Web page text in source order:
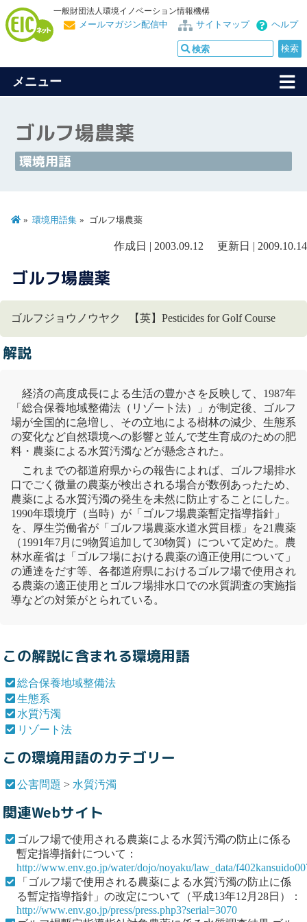
一般財団法人環境イノベーション情報機構
ヘルプ
サイトマップ
メールマガジン配信中
メニュー
ゴルフ場農薬
環境用語
環境用語集 ゴルフ場農薬
作成日 | 2003.09.12 更新日 | 2009.10.14
ゴルフ場農薬
ゴルフジョウノウヤク 【英】Pesticides for Golf Course
解説
経済の高度成長による生活の豊かさを反映して、1987年
「 総合保養地域整備法 （ リゾート法）」が制定後、ゴルフ
場が全国的に急増し、その立地による樹林の減少、 生態系
の変化など自然環境への影響と並んで芝生育成のための肥
料・農薬による水質汚濁などが懸念された。
これまでの都道府県からの報告によれば、ゴルフ場排水
口でごく微量の農薬が検出される場合が数例あったため、
農薬による水質汚濁の発生を未然に防止することにした。
1990年環境庁（当時）が「ゴルフ場農薬暫定指導指針」
を、厚生労働省が「ゴルフ場農薬水道水質目標」を21農薬
（1991年7月に9物質追加して30物質）について定めた。農
林水産省は「ゴルフ場における農薬の適正使用について」
の通達をだす等、各都道府県におけるゴルフ場で使用され
る農薬の適正使用とゴルフ場排水口での水質調査の実施指
導などの対策がとられている。
この解説に含まれる環境用語
総合保養地域整備法
生態系
水質汚濁
リゾート法
この環境用語のカテゴリー
公害問題 > 水質汚濁
関連Webサイト
ゴルフ場で使用される農薬による水質汚濁の防止に係る
暫定指導指針について：
http://www.env.go.jp/water/dojo/noyaku/law_data/
「ゴルフ場で使用される農薬による水質汚濁の防止に係
る暫定指導指針」の改定について（平成13年12月28日）：
http://www.env.go.jp/press/press.php3?serial=3070